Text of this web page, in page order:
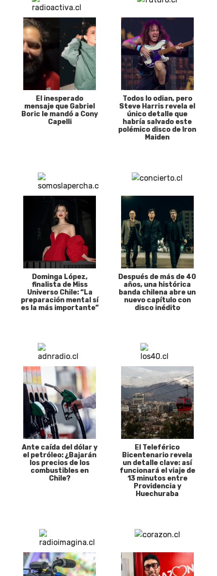
El inesperado
mensaje que Gabriel
Boric le mandó a Cony
Capelli
Todos lo odian, pero
Steve Harris revela el
único detalle que
habría salvado este
polémico disco de Iron
Maiden
Dominga López,
finalista de Miss
Universo Chile: “La
preparación mental sí
es la más importante”
Después de más de 40
años, una histórica
banda chilena abre un
nuevo capítulo con
disco inédito
Ante caída del dólar y
el petróleo: ¿Bajarán
los precios de los
combustibles en
Chile?
El Teleférico
Bicentenario revela
un detalle clave: así
funcionará el viaje de
13 minutos entre
Providencia y
Huechuraba